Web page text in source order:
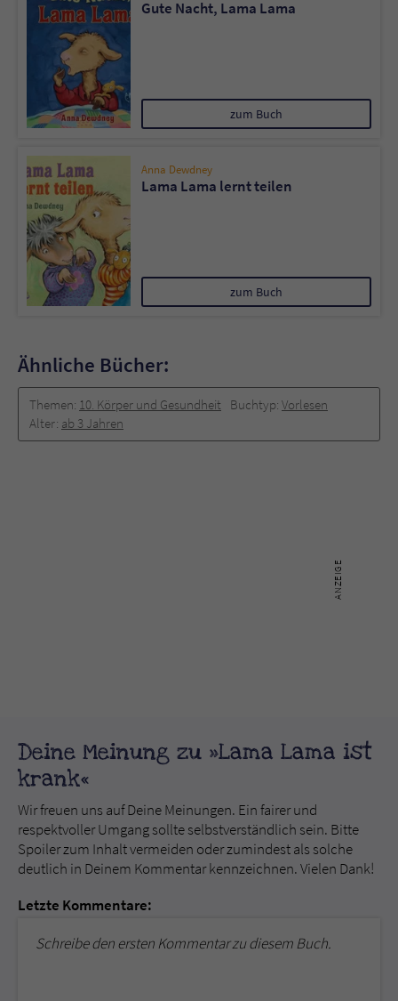
Gute Nacht, Lama Lama
zum Buch
Anna Dewdney
Lama Lama lernt teilen
zum Buch
Ähnliche Bücher:
Themen: 10. Körper und Gesundheit Buchtyp: Vorlesen
Alter: ab 3 Jahren
Deine Meinung zu »Lama Lama ist
krank«
Wir freuen uns auf Deine Meinungen. Ein fairer und
respektvoller Umgang sollte selbstverständlich sein. Bitte
Spoiler zum Inhalt vermeiden oder zumindest als solche
deutlich in Deinem Kommentar kennzeichnen. Vielen Dank!
Letzte Kommentare:
Schreibe den ersten Kommentar zu diesem Buch.